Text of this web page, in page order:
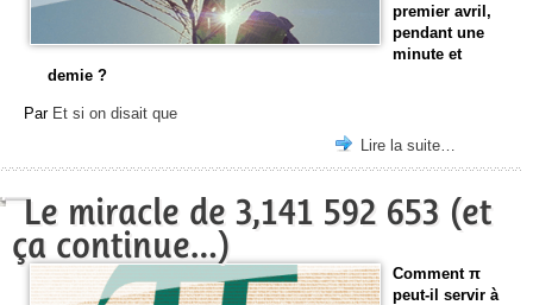
premier avril,
pendant une
minute et
demie ?
Par Et si on disait que
Lire la suite…
Le miracle de 3,141 592 653 (et
ça continue…)
Comment π
peut-il servir à